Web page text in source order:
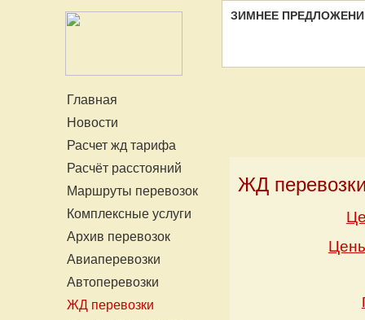
Главная
Новости
Расчет жд тарифа
Расчёт расстояний
Маршруты перевозок
Комплексные услуги
Архив перевозок
Авиаперевозки
Автоперевозки
ЖД перевозки
ЗИМНЕЕ
ЖД